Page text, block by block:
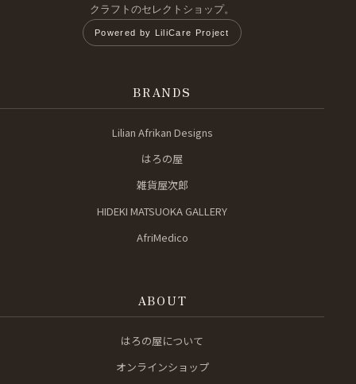
クラフトのセレクトショップ。
Powered by LiliCare Project
BRANDS
Lilian Afrikan Designs
はろの屋
雑貨屋次郎
HIDEKI MATSUOKA GALLERY
AfriMedico
ABOUT
はろの屋について
オンラインショップ